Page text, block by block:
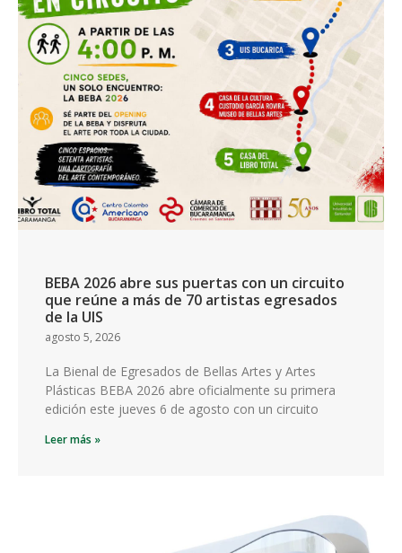
BEBA 2026 abre sus puertas con un circuito
que reúne a más de 70 artistas egresados
de la UIS
agosto 5, 2026
La Bienal de Egresados de Bellas Artes y Artes
Plásticas BEBA 2026 abre oficialmente su primera
edición este jueves 6 de agosto con un circuito
Leer más »